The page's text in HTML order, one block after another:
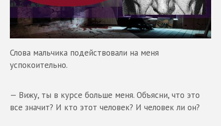
Слова мальчика подействовали на меня
успокоительно.
— Вижу, ты в курсе больше меня. Объясни, что это
все значит? И кто этот человек? И человек ли он?